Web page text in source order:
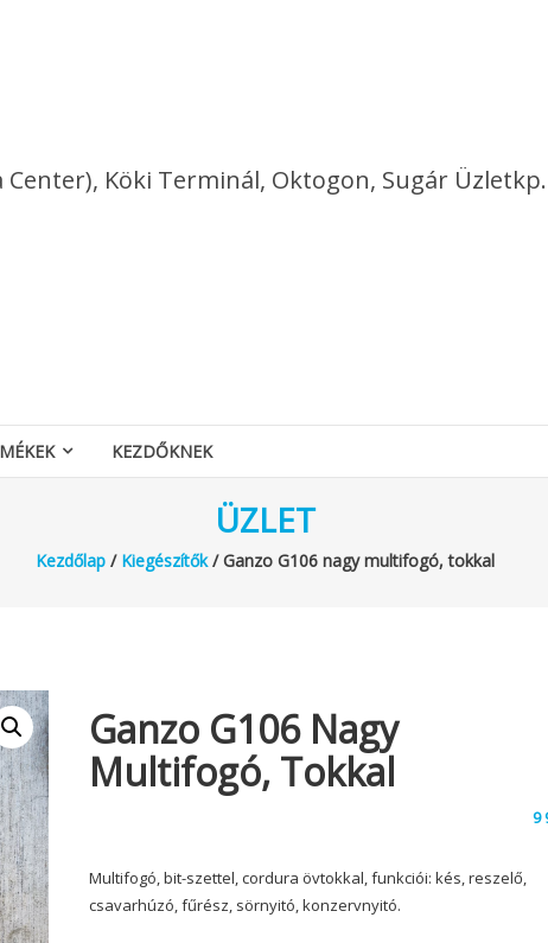
Center), Köki Terminál, Oktogon, Sugár Üzletkp.
KEZDŐKNEK
ÜZLET
Kezdőlap/ Kiegészítők/ Ganzo G106 nagy multifogó, tokkal
Ganzo G106 Nagy
Multifogó, Tokkal
9
Multifogó, bit-szettel, cordura övtokkal, funkciói: kés, reszelő,
csavarhúzó, fűrész, sörnyitó, konzervnyitó.